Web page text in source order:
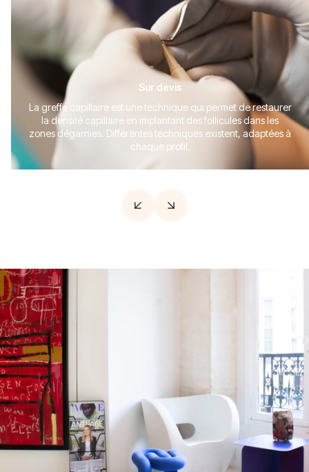
Sur devis
La greffe capillaire est une technique qui permet de restaurer
la densité capillaire en implantant des follicules dans les
zones dégarnies. Différentes techniques existent, adaptées à
chaque profil.